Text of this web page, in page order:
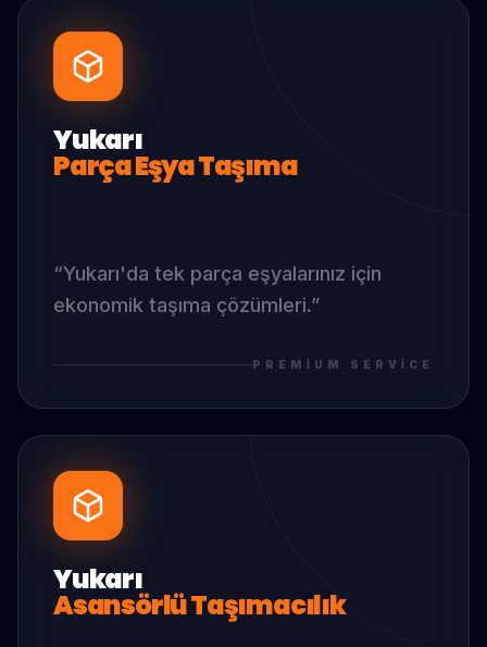
Yukarı
Parça Eşya Taşıma
“Yukarı'da tek parça eşyalarınız için
ekonomik taşıma çözümleri.”
PREMIUM SERVICE
Yukarı
Asansörlü Taşımacılık